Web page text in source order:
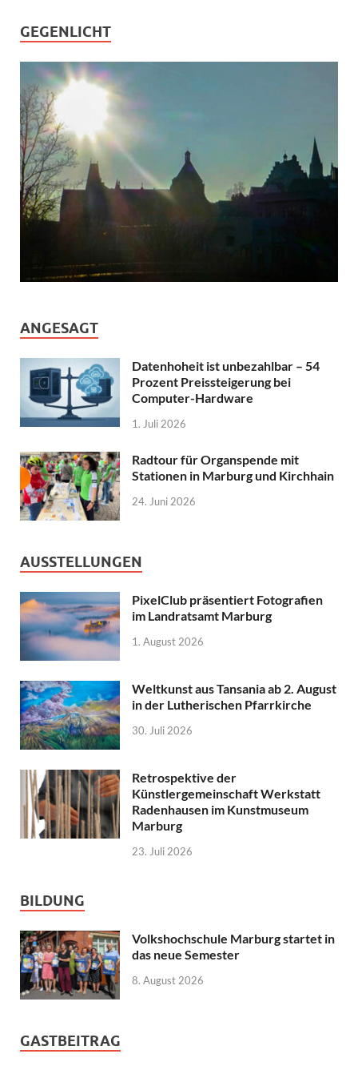
GEGENLICHT
ANGESAGT
Datenhoheit ist unbezahlbar – 54
Prozent Preissteigerung bei
Computer-Hardware
1. Juli 2026
Radtour für Organspende mit
Stationen in Marburg und Kirchhain
24. Juni 2026
AUSSTELLUNGEN
PixelClub präsentiert Fotografien
im Landratsamt Marburg
1. August 2026
Weltkunst aus Tansania ab 2. August
in der Lutherischen Pfarrkirche
30. Juli 2026
Retrospektive der
Künstlergemeinschaft Werkstatt
Radenhausen im Kunstmuseum
Marburg
23. Juli 2026
BILDUNG
Volkshochschule Marburg startet in
das neue Semester
8. August 2026
GASTBEITRAG